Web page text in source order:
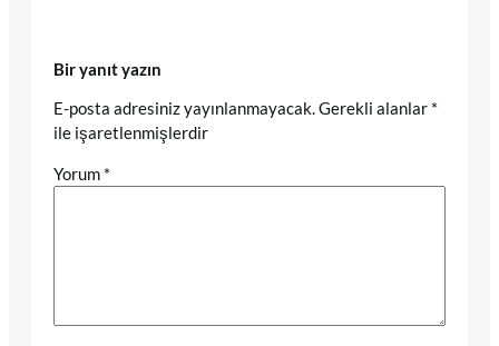
Bir yanıt yazın
E-posta adresiniz yayınlanmayacak.Gerekli alanlar *
ile işaretlenmişlerdir
Yorum *